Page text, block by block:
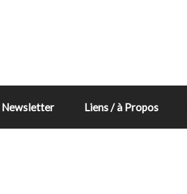
Newsletter Liens / à Propos